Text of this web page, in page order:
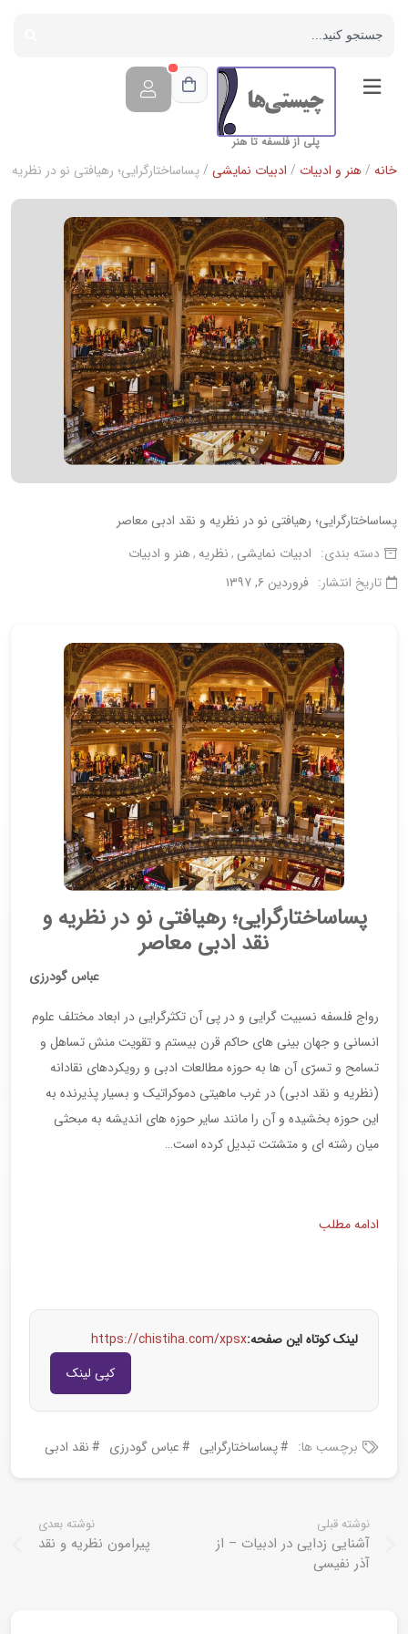
پلی از فلسفه تا هنر
خانه /هنر و ادبیات / ادبیات نمایشی / پساساختارگرایی؛ رهیافتی نو در نظریه
پساساختارگرایی؛ رهیافتی نو در نظریه و نقد ادبی معاصر
دسته بندی: ادبیات نمایشی نظریه هنر و ادبیات
تاریخ انتشار: فروردین ۶, ۱۳۹۷
پساساختارگرایی؛ رهیافتی نو در نظریه و
نقد ادبی معاصر
عباس گودرزی
رواج فلسفه نسبیت گرایی و در پی آن تکثرگرایی در ابعاد مختلف علوم
انسانی و جهان بینی های حاکم قرن بیستم و تقویت منش تساهل و
تسامح و تسرّی آن ها به حوزه مطالعات ادبی و رویکردهای نقادانه
(نظریه و نقد ادبی) در غرب ماهیتی دموکراتیک و بسیار پذیرنده به
این حوزه بخشیده و آن را مانند سایر حوزه های اندیشه به مبحثی
میان رشته ای و متشتت تبدیل کرده است…
ادامه مطلب
لینک کوتاه این صفحه:https://chistiha.com/xpsx
کپی لینک
برچسب ها: پساساختارگرایی عباس گودرزی نقد ادبی
نوشته قبلی
آشنایی زدایی در ادبیات – از
آذر نفیسی
نوشته بعدی
پیرامون نظریه و نقد